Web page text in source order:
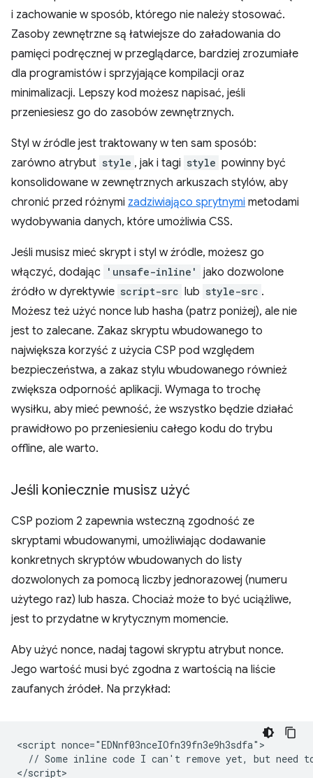
i zachowanie w sposób, którego nie należy stosować.
Zasoby zewnętrzne są łatwiejsze do załadowania do
pamięci podręcznej w przeglądarce, bardziej zrozumiałe
dla programistów i sprzyjające kompilacji oraz
minimalizacji. Lepszy kod możesz napisać, jeśli
przeniesiesz go do zasobów zewnętrznych.
Styl w źródle jest traktowany w ten sam sposób:
zarówno atrybut style , jak i tagi style powinny być
konsolidowane w zewnętrznych arkuszach stylów, aby
chronić przed różnymi zadziwiająco sprytnymi metodami
wydobywania danych, które umożliwia CSS.
Jeśli musisz mieć skrypt i styl w źródle, możesz go
włączyć, dodając 'unsafe-inline'
jako dozwolone
źródło w dyrektywie script-src lub style-src .
Możesz też użyć nonce lub hasha (patrz poniżej), ale nie
jest to zalecane. Zakaz skryptu wbudowanego to
największa korzyść z użycia CSP pod względem
bezpieczeństwa, a zakaz stylu wbudowanego również
zwiększa odporność aplikacji. Wymaga to trochę
wysiłku, aby mieć pewność, że wszystko będzie działać
prawidłowo po przeniesieniu całego kodu do trybu
offline, ale warto.
Jeśli koniecznie musisz użyć
CSP poziom 2 zapewnia wsteczną zgodność ze
skryptami wbudowanymi, umożliwiając dodawanie
konkretnych skryptów wbudowanych do listy
dozwolonych za pomocą liczby jednorazowej (numeru
użytego raz) lub hasza. Chociaż może to być uciążliwe,
jest to przydatne w krytycznym momencie.
Aby użyć nonce, nadaj tagowi skryptu atrybut nonce.
Jego wartość musi być zgodna z wartością na liście
zaufanych źródeł. Na przykład:
<script nonce="EDNnf03nceIOfn39fn3e9h3sdfa">
// Some inline code I can't remove yet, but need